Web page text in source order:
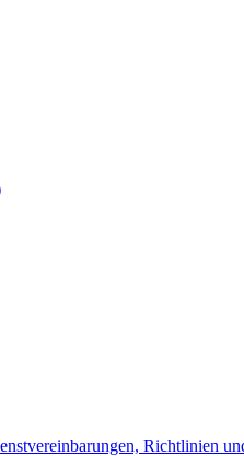
Richtlinien